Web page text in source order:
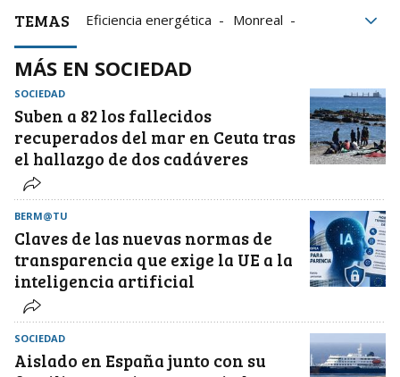
TEMAS Eficiencia energética
Monreal
Grupo Noticias
MÁS EN SOCIEDAD
SOCIEDAD
Suben a 82 los fallecidos
recuperados del mar en Ceuta tras
el hallazgo de dos cadáveres
BERM@TU
Claves de las nuevas normas de
transparencia que exige la UE a la
inteligencia artificial
SOCIEDAD
Aislado en España junto con su